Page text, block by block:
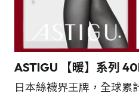
ASTIGU 【暖】系列
日本絲襪界王牌，全球累